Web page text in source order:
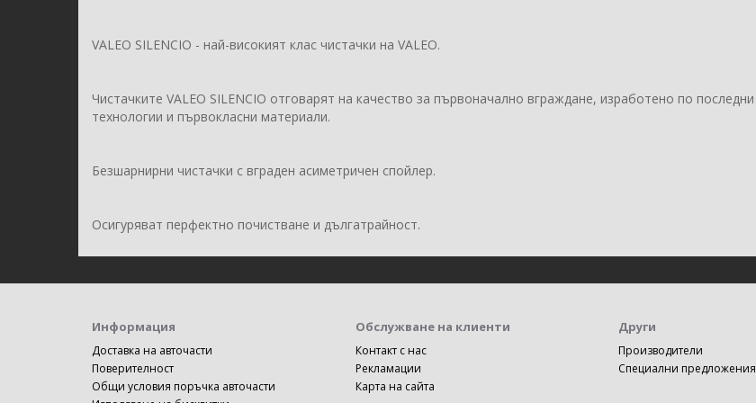
VALEO SILENCIO - най-високият клас чистачки на VALEO.
Чистачките VALEO SILENCIO отговарят на качество за първоначално вграждане, изработено по последни
технологии и първокласни материали.
Безшарнирни чистачки с вграден асиметричен спойлер.
Осигуряват перфектно почистване и дългатрайност.
Информация
Доставка на авточасти
Поверителност
Общи условия поръчка авточасти
Обслужване на клиенти
Контакт с нас
Рекламации
Карта на сайта
Други
Производители
Специални предложения